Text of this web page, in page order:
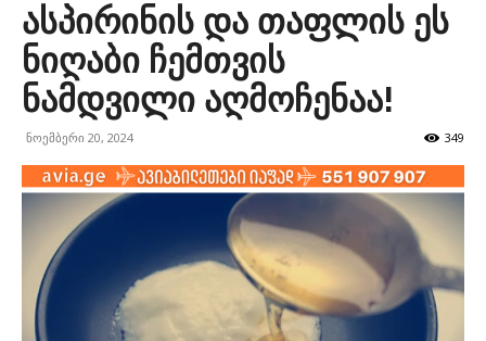
ასპირინის და თაფლის ეს
ნიღაბი ჩემთვის
ნამდვილი აღმოჩენაა!
ნოემბერი 20, 2024 349